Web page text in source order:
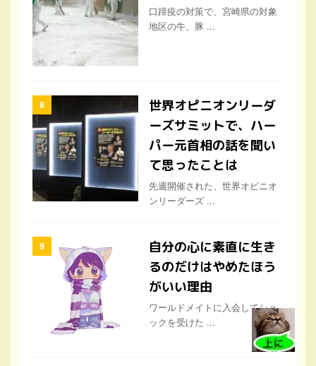
口蹄疫の対策で、宮崎県の対象
地区の牛、豚 ...
世界オピニオンリーダ
ーズサミットで、ハー
パー元首相の話を聞い
て思ったことは
先週開催された、世界オピニオ
ンリーダーズ ...
自分の心に素直に生き
るのだけはやめたほう
がいい理由
ワールドメイトに入会してショ
ックを受けた ...